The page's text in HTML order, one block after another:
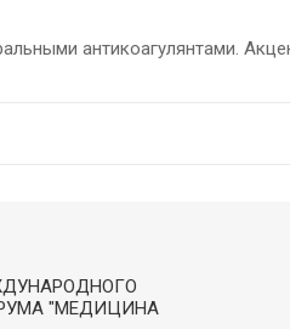
антикоагулянтами.
"МЕДИЦИНА